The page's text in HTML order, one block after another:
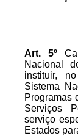
Art. 5º
Nacional
instituir,
Sistema
Programas
Serviços
serviço
Estados